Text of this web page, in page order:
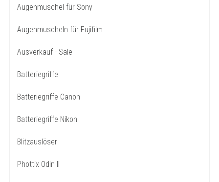
Augenmuschel für Sony
Augenmuscheln für Fujifilm
Ausverkauf - Sale
Batteriegriffe
Batteriegriffe Canon
Batteriegriffe Nikon
Blitzauslöser
Phottix Odin II